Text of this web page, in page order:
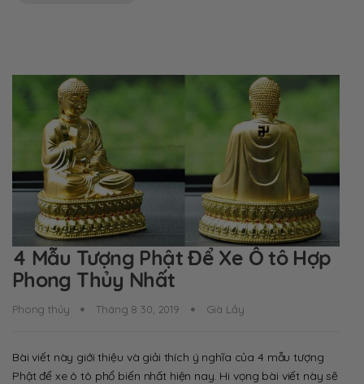
4 Mẫu Tượng Phật Để Xe Ô tô Hợp
Phong Thủy Nhất
Phong thủy Tháng 8 30, 2019 Già Lầy
Bài viết này giới thiệu và giải thích ý nghĩa của 4 mẫu tượng
Phật để xe ô tô phổ biến nhất hiện nay. Hi vọng bài viết này sẽ